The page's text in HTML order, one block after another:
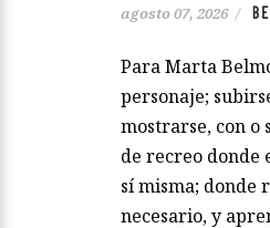
agosto 07, 2026 /
Para Marta
personaje;
mostrarse, con o
de recreo donde
sí misma; donde
necesario, y